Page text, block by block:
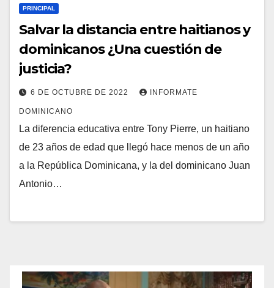
PRINCIPAL
Salvar la distancia entre haitianos y
dominicanos ¿Una cuestión de
justicia?
6 DE OCTUBRE DE 2022 INFORMATE
DOMINICANO
La diferencia educativa entre Tony Pierre, un haitiano
de 23 años de edad que llegó hace menos de un año
a la República Dominicana, y la del dominicano Juan
Antonio…